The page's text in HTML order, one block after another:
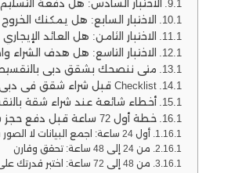
الاختبار السادس: هل دفعة
الاختبار السابع: هل يمكنك
الاختبار الثامن: هل العائد
الاختبار التاسع: هل هدف الشراء
متى ننصحك بشقق دبي
Checklist قبل شراء شقق في دبي بالتقسيط
أخطاء شائعة عند شراء شقة
خطة أول 72 ساعة قبل دفع حجز شقة بالتقسيط
أول 24 ساعة: اجمع البيانات لا الصور فقط
من 24 إلى 48 ساعة: تحقق وقارن
من 48 إلى 72 ساعة: اختبر قدرتك على الالتزام